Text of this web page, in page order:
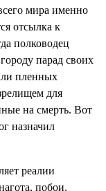
мира именно
отсылка к
полководец
парад своих
пленных
для
на смерть. Вот
назначил
реалии
побои,